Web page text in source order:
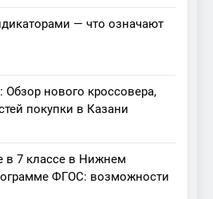
— что означают
Обзор нового кроссовера,
покупки в Казани
в 7 классе в Нижнем
ФГОС: возможности